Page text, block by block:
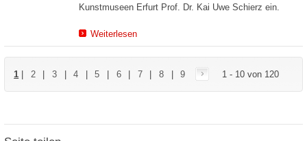
Kunstmuseen Erfurt Prof. Dr. Kai Uwe Schierz ein.
Weiterlesen
1 2 3 4 5 6 7 8 9 1 - 10 von 120